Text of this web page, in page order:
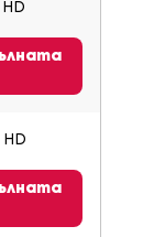
HD
HD